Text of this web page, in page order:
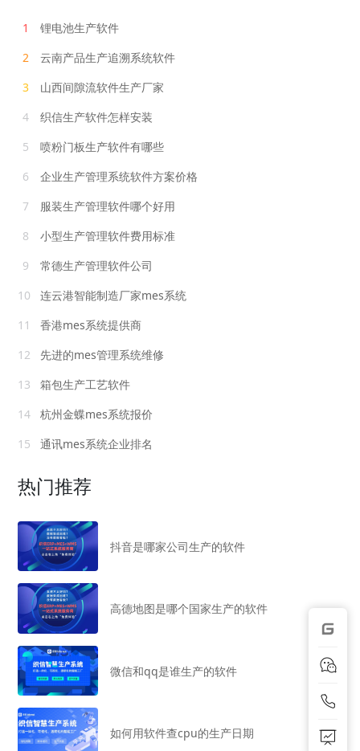
1
锂电池生产软件
2
云南产品生产追溯系统软件
3
山西间隙流软件生产厂家
4
织信生产软件怎样安装
5
喷粉门板生产软件有哪些
6
企业生产管理系统软件方案价格
7
服装生产管理软件哪个好用
8
小型生产管理软件费用标准
9
常德生产管理软件公司
10
连云港智能制造厂家mes系统
11
香港mes系统提供商
12
先进的mes管理系统维修
13
箱包生产工艺软件
14
杭州金蝶mes系统报价
15
通讯mes系统企业排名
热门推荐
抖音是哪家公司生产的软件
高德地图是哪个国家生产的软件
微信和qq是谁生产的软件
如何用软件查cpu的生产日期